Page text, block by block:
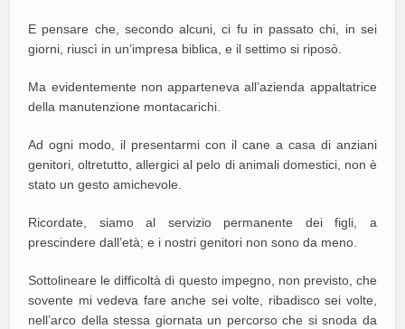
E pensare che, secondo alcuni, ci fu in passato chi, in sei
giorni, riuscì in un’impresa biblica, e il settimo si riposò.
Ma evidentemente non apparteneva all’azienda appaltatrice
della manutenzione montacarichi.
Ad ogni modo, il presentarmi con il cane a casa di anziani
genitori, oltretutto, allergici al pelo di animali domestici, non è
stato un gesto amichevole.
Ricordate, siamo al servizio permanente dei figli, a
prescindere dall’età; e i nostri genitori non sono da meno.
Sottolineare le difficoltà di questo impegno, non previsto, che
sovente mi vedeva fare anche sei volte, ribadisco sei volte,
nell’arco della stessa giornata un percorso che si snoda da